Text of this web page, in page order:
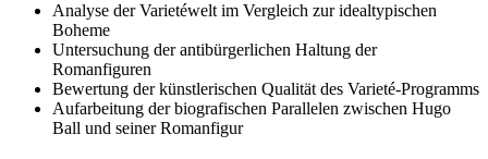
Analyse der Varietéwelt im Vergleich zur idealtypischen
Boheme
Untersuchung der antibürgerlichen Haltung der
Romanfiguren
Bewertung der künstlerischen Qualität des Varieté-Programms
Aufarbeitung der biografischen Parallelen zwischen Hugo
Ball und seiner Romanfigur